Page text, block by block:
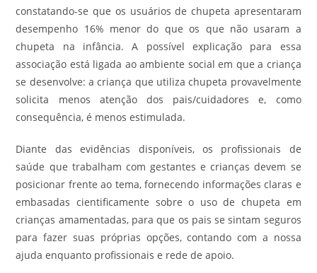
constatando-se que os usuários de chupeta apresentaram
desempenho 16% menor do que os que não usaram a
chupeta na infância. A possível explicação para essa
associação está ligada ao ambiente social em que a criança
se desenvolve: a criança que utiliza chupeta provavelmente
solicita menos atenção dos pais/cuidadores e, como
consequência, é menos estimulada.
Diante das evidências disponíveis, os profissionais de
saúde que trabalham com gestantes e crianças devem se
posicionar frente ao tema, fornecendo informações claras e
embasadas cientificamente sobre o uso de chupeta em
crianças amamentadas, para que os pais se sintam seguros
para fazer suas próprias opções, contando com a nossa
ajuda enquanto profissionais e rede de apoio.